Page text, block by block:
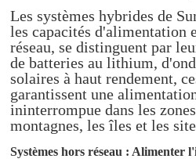
Les systèmes hybrides de
les capacités d'alimentation
réseau, se distinguent par
de batteries au lithium,
solaires à haut rendement,
garantissent une
ininterrompue dans les
montagnes, les îles et les
Systèmes hors réseau : Alimenter